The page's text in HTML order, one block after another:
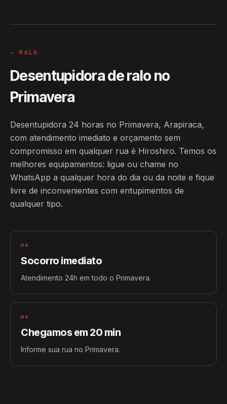
→ RALO
Desentupidora de ralo no
Primavera
Desentupidora 24 horas no Primavera, Arapiraca,
com atendimento imediato e orçamento sem
compromisso em qualquer rua é Hiroshiro. Temos os
melhores equipamentos: ligue ou chame no
WhatsApp a qualquer hora do dia ou da noite e fique
livre de inconvenientes com entupimentos de
qualquer tipo.
H4
Socorro imediato
Atendimento 24h em todo o Primavera.
H4
Chegamos em 20 min
Informe sua rua no Primavera.